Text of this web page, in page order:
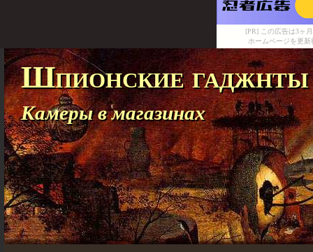
[PR] この広告は3ヶ
ホームページを更
Шпионские гаджнты
Камеры в магазинах